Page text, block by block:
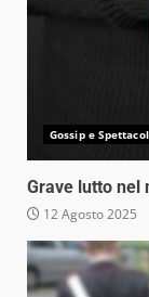
Gossip e
Grave lutto nel
12 Agosto 2025